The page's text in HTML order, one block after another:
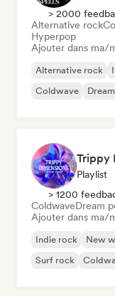
> 2000
Alternative rock
Hyperpop
Ajouter dans ma/
Alternative rock
Coldwave
Trippy
Playlist
> 1200
ColdwaveDream
Ajouter dans ma/
Indie rock New
Surf rock